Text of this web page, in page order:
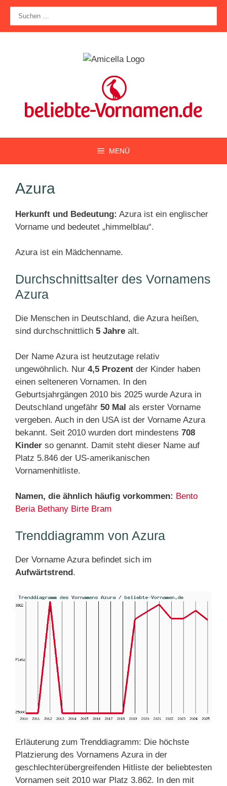
Zum
Inhalt
springen
nach:
MENÜ
Azura
Herkunft und Bedeutung: Azura ist ein englischer
Vorname und bedeutet „himmelblau“.
Azura ist ein Mädchenname.
Durchschnittsalter des Vornamens
Azura
Die Menschen in Deutschland, die Azura heißen,
sind durchschnittlich 5 Jahre alt.
Der Name Azura ist heutzutage relativ
ungewöhnlich. Nur 4,5 Prozent der Kinder haben
einen selteneren Vornamen. In den
Geburtsjahrgängen 2010 bis 2025 wurde Azura in
Deutschland ungefähr 50 Mal als erster Vorname
vergeben. Auch in den USA ist der Vorname Azura
bekannt. Seit 2010 wurden dort mindestens 708
Kinder so genannt. Damit steht dieser Name auf
Platz 5.846 der US-amerikanischen
Vornamenhitliste.
Namen, die ähnlich häufig vorkommen: Bento
Beria Bethany Birte Bram
Trenddiagramm von Azura
Der Vorname Azura befindet sich im
Aufwärtstrend.
Erläuterung zum Trenddiagramm: Die höchste
Platzierung des Vornamens Azura in der
geschlechterübergreifenden Hitliste der beliebtesten
Vornamen seit 2010 war Platz 3.862. In den mit